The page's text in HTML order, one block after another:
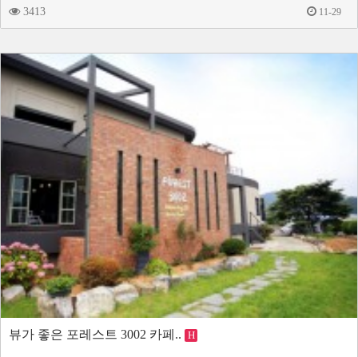
3413 11-29
뷰가 좋은 포레스트 3002 카페.. H